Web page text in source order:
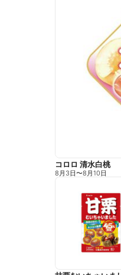
コロロ 清水白桃
8月3日〜8月10日